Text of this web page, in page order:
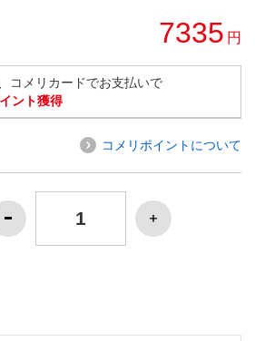
7335 円
コメリカードでお支払いで
ント獲得
コメリポイントについて